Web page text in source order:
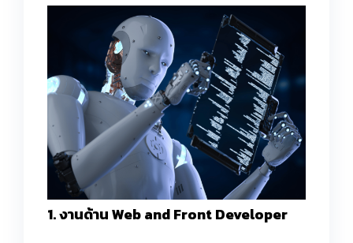
1. งานด้าน Web and Front Developer